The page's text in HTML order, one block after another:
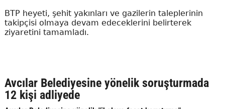
BTP heyeti, şehit yakınları ve gazilerin taleplerinin
takipçisi olmaya devam edeceklerini belirterek
ziyaretini tamamladı.
Avcılar Belediyesine yönelik soruşturmada
12 kişi adliyede